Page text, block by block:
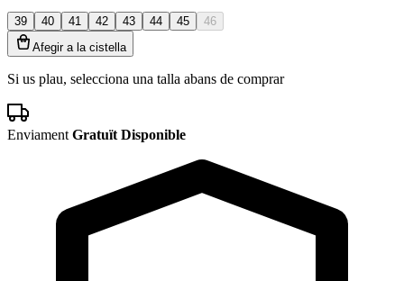
39 40 41 42 43 44 45
46
Afegir a la cistella
Si us plau, selecciona una talla abans de comprar
Enviament Gratuït Disponible